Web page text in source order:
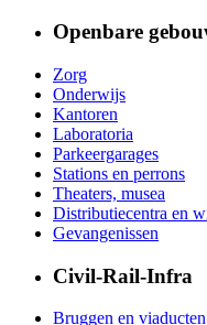
Openbare
Zorg
Onderwijs
Kantoren
Laboratoria
Parkeergarages
Stations en perrons
Theaters, musea
Distributiecentra en
Gevangenissen
Civil-Rail-Infra
Bruggen en viaducten